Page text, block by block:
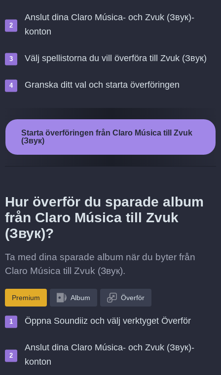
Anslut dina Claro Música- och Zvuk (Звук)-
konton
Välj spellistorna du vill överföra till Zvuk (Звук)
Granska ditt val och starta överföringen
Starta överföringen från Claro Música till Zvuk
(Звук)
Hur överför du sparade album
från Claro Música till Zvuk
(Звук)?
Ta med dina sparade album när du byter från
Claro Música till Zvuk (Звук).
Premium Album Överför
Öppna Soundiiz och välj verktyget Överför
Anslut dina Claro Música- och Zvuk (Звук)-
konton